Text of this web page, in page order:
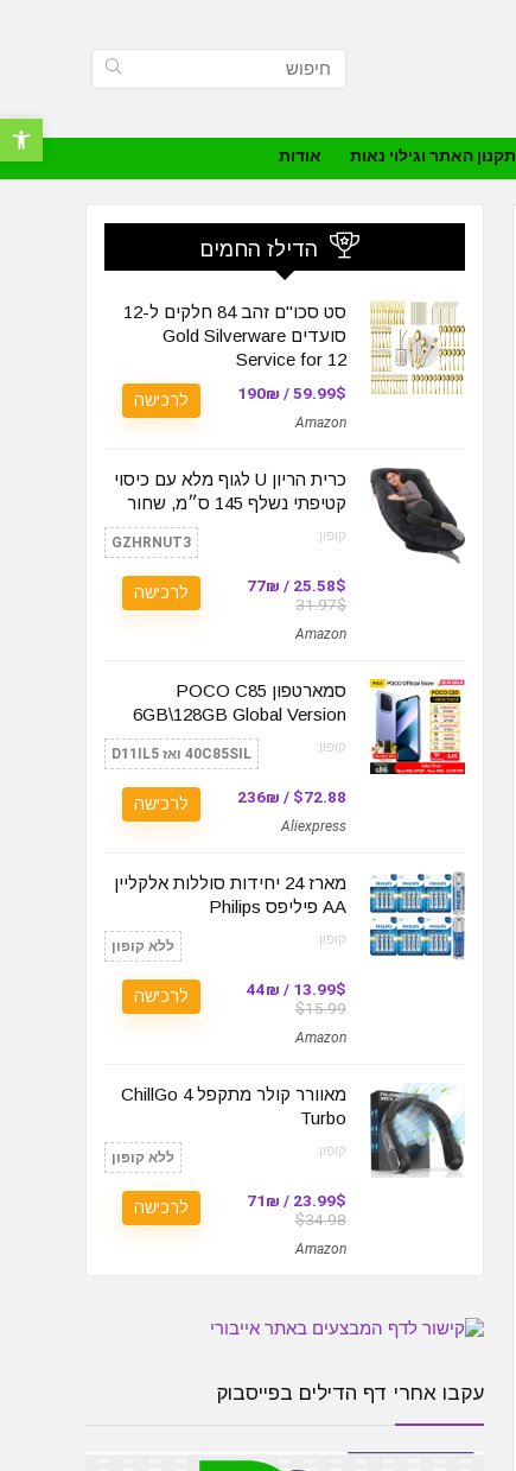
פתח
תקנון האתר וגילוי נאות אודות
הדילז החמים
סט סכו"ם זהב 84 חלקים ל-12
סועדים Gold Silverware
Service for 12
59.99$ / 190₪
Amazon
לרכישה
כרית הריון U לגוף מלא עם כיסוי
קטיפתי נשלף 145 ס״מ, שחור
קופון: GZHRNUT3
25.58$ / 77₪
31.97$
Amazon
לרכישה
סמארטפון POCO C85
6GB\128GB Global Version
קופון: 40C85SIL ואז D11IL5
$72.88 / 236₪
Aliexpress
לרכישה
מארז 24 יחידות סוללות אלקליין
AA פיליפס Philips
קופון: ללא קופון
13.99$ / 44₪
$15.99
Amazon
לרכישה
מאוורר קולר מתקפל ChillGo 4
Turbo
קופון: ללא קופון
23.99$ / 71₪
$34.98
Amazon
לרכישה
עקבו אחרי דף הדילים בפייסבוק